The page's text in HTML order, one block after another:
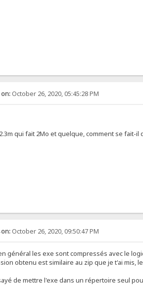
October 26, 2020, 05:45:28 PM
qui fait 2Mo et quelque, comment se fait-il
October 26, 2020, 09:50:47 PM
général les exe sont compressés avec le
obtenu est similaire au zip que je t'ai mis,
de mettre l'exe dans un répertoire seul